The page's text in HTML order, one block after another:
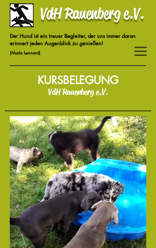
VdH Rauenberg e.V.
Der Hund ist ein treuer Begleiter, der uns immer daran
erinnert jeden Augenblick zu genießen!
(Marla Lennard)
VdH Rauenberg e.V.
KURSBELEGUNG